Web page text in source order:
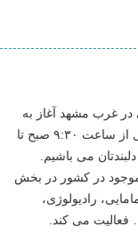
در غرب مشهد آغاز به
فعالیت کرده ایم و همه روزه حتی روزهای تعطیل از ساعت ۹:۳۰ صبح تا
موجود در کشور در بخش
رادیولوژی،
فعالیت می کند.